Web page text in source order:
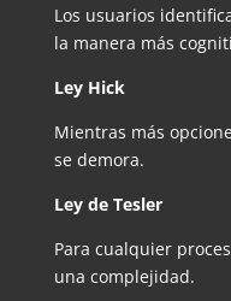
Los usuarios
la manera más
Ley Hick
Mientras más
se demora.
Ley de Tesler
Para cualquier
una complejidad.